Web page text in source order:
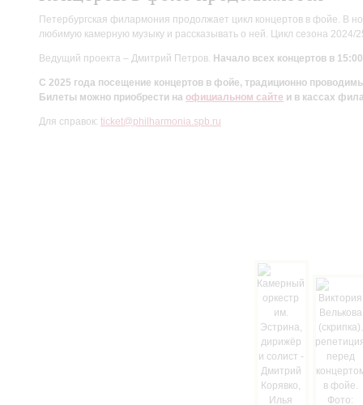
Петербургская филармония продолжает цикл концертов в фойе. В
любимую камерную музыку и рассказывать о ней. Цикл сезона
Ведущий проекта – Дмитрий Петров. Начало всех концертов в
С 2025 года посещение концертов в фойе, традиционно
Билеты можно приобрести на официальном сайте и в кассах
Для справок: ticket@philharmonia.spb.ru